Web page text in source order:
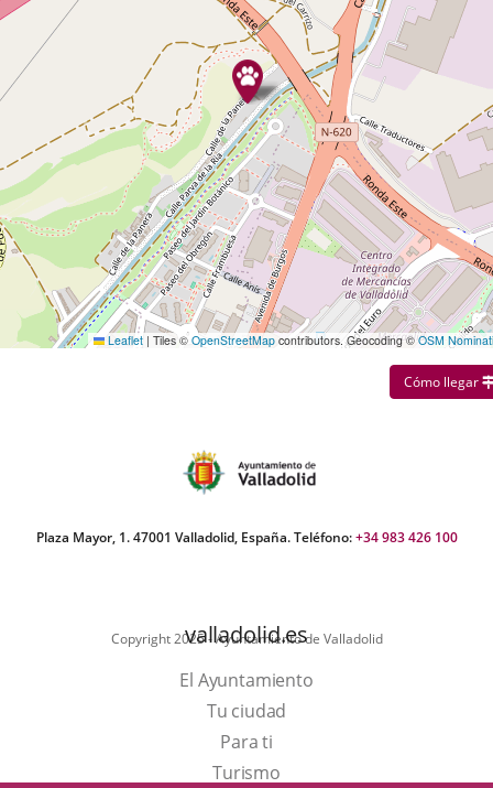
Leaflet | Tiles © OpenStreetMap contributors. Geocoding ©OSM
Cómo llegar
Plaza Mayor, 1. 47001 Valladolid, España. Teléfono:+34 983 426 100
Copyright 2025 - Ayuntamiento de Valladolid
valladolid.es
El Ayuntamiento
Tu ciudad
Para ti
TurismoEste